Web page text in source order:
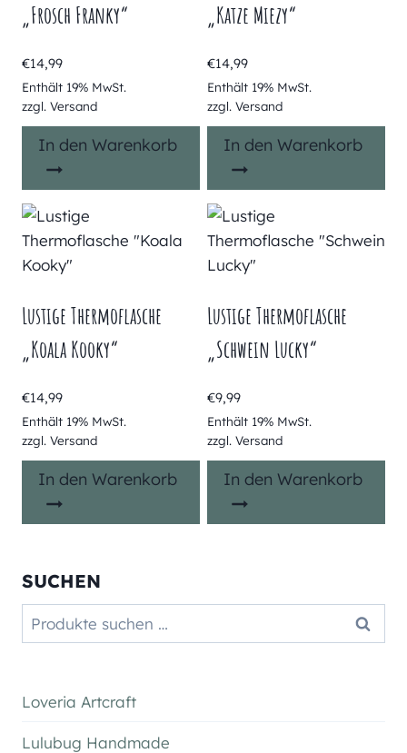
„Frosch Franky“
€14,99
Enthält 19% MwSt.
zzgl. Versand
In den Warenkorb
„Katze Miezy“
€14,99
Enthält 19% MwSt.
zzgl. Versand
In den Warenkorb
Lustige Thermoflasche
„Koala Kooky“
€14,99
Enthält 19% MwSt.
zzgl. Versand
In den Warenkorb
Lustige Thermoflasche
„Schwein Lucky“
€9,99
Enthält 19% MwSt.
zzgl. Versand
In den Warenkorb
SUCHEN
Suchen
nach:
Suchen
Loveria Artcraft
Lulubug Handmade